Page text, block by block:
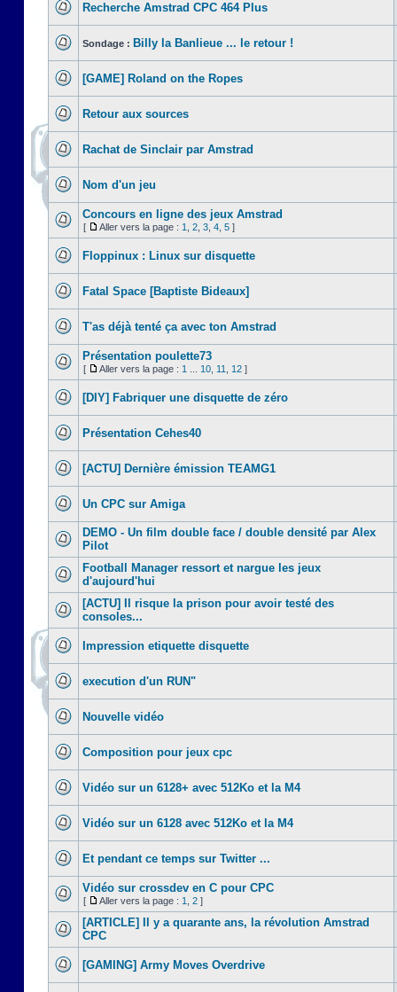
Recherche Amstrad CPC 464 Plus
Sondage : Billy la Banlieue ... le retour !
[GAME] Roland on the Ropes
Retour aux sources
Rachat de Sinclair par Amstrad
Nom d'un jeu
Concours en ligne des jeux Amstrad
[ Aller vers la page : 1 2 3 4 5 ]
Floppinux : Linux sur disquette
Fatal Space [Baptiste Bideaux]
T'as déjà tenté ça avec ton Amstrad
Présentation poulette73
[ Aller vers la page : 1 10 11 12 ]
[DIY] Fabriquer une disquette de zéro
Présentation Cehes40
[ACTU] Dernière émission TEAMG1
Un CPC sur Amiga
DEMO - Un film double face / double densité par Alex
Pilot
Football Manager ressort et nargue les jeux
d'aujourd'hui
[ACTU] Il risque la prison pour avoir testé des
consoles...
Impression etiquette disquette
execution d'un RUN"
Nouvelle vidéo
Composition pour jeux cpc
Vidéo sur un 6128+ avec 512Ko et la M4
Vidéo sur un 6128 avec 512Ko et la M4
Et pendant ce temps sur Twitter ...
Vidéo sur crossdev en C pour CPC
[ Aller vers la page : 1 2 ]
[ARTICLE] Il y a quarante ans, la révolution Amstrad
CPC
[GAMING] Army Moves Overdrive